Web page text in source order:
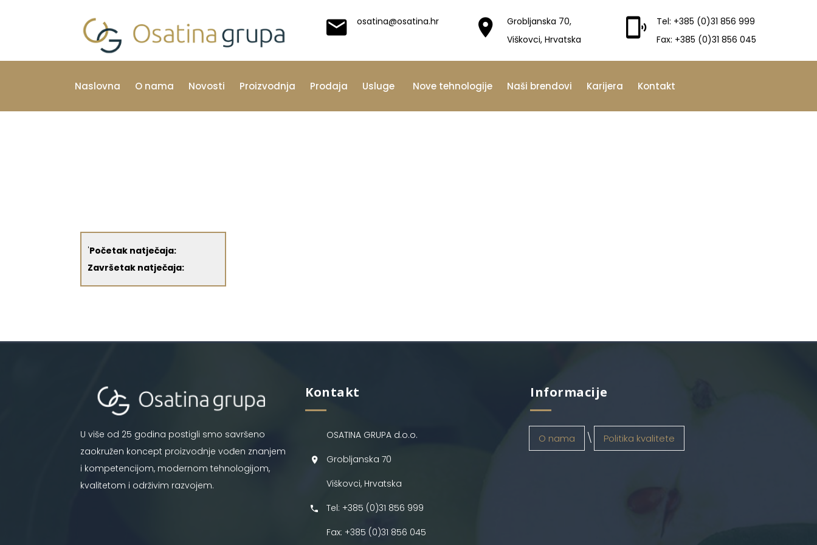
osatina@osatina.hr
Grobljanska 70,
Viškovci, Hrvatska
Tel: +385 (0)31 856 999
Fax: +385 (0)31 856 045
Naslovna O nama Novosti Proizvodnja Prodaja Usluge Nove tehnologije Naši brendovi Karijera Kontakt
'Početak natječaja:
Završetak natječaja:
U više od 25 godina postigli smo savršeno
zaokružen koncept proizvodnje vođen znanjem
i kompetencijom, modernom tehnologijom,
kvalitetom i održivim razvojem.
Kontakt
OSATINA GRUPA d.o.o.
Grobljanska 70
Viškovci, Hrvatska
Tel: +385 (0)31 856 999
Fax: +385 (0)31 856 045
Informacije
O nama Politika kvalitete